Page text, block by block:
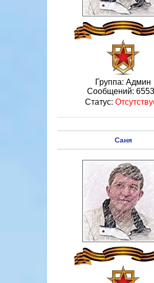
Группа: Админ
Сообщений:
Статус:
Саня